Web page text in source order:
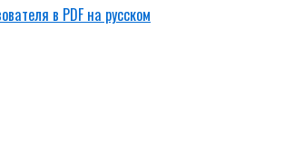
в PDF на русском